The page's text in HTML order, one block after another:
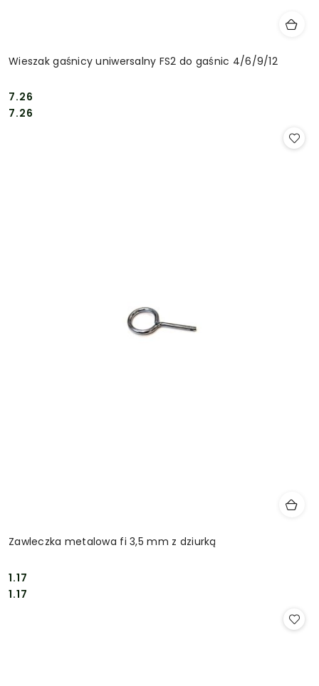
Wieszak gaśnicy uniwersalny FS2 do gaśnic 4/6/9/12
Cena:
7.26
Cena:
7.26
Zawleczka metalowa fi 3,5 mm z dziurką
Cena:
1.17
Cena:
1.17